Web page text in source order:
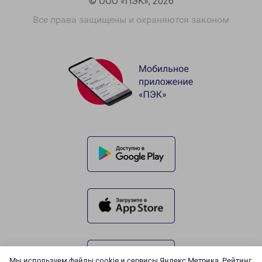
Все права защищены и охраняются законом